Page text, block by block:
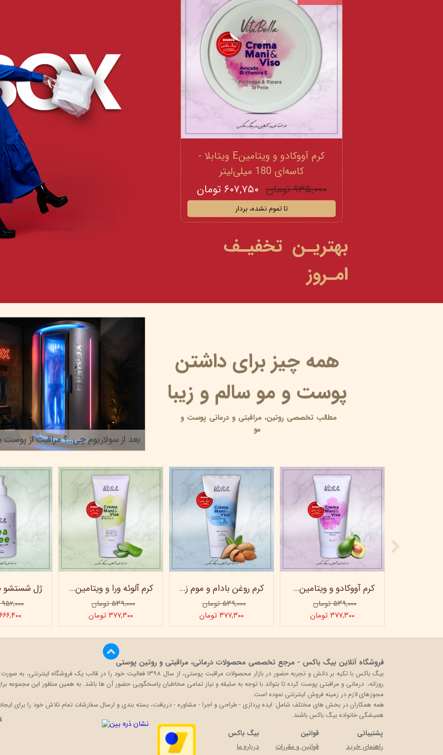
بهتریـن تخفیـف
امـروز
کرم آووکادو و ویتامینE ویتابلا -
کاسه‌ای 180 میلی‌لیتر
۹۳۵,۰۰۰ تومان ۶۰۷,۷۵۰ تومان
تا تموم نشده، بردار
بعد از سولاریوم چی..؟ مراقبت از پوست
همه چیز برای داشتن
پوست و مو سالم و زیبا
مطالب تخصصی روتین،مراقبتی و درمانی پوست و
مو
۹۵۲,۰۰۰ تومان
۶۶۶,۴۰۰
کرم آلوئه ورا و ویتامین e ویتابلا
۵۳۹,۰۰۰ تومان
۳۷۷,۳۰۰ تومان
کرم روغن بادام و موم زنبور عسل ویتابلا - 60 میلی لیتر
۵۳۹,۰۰۰ تومان
۳۷۷,۳۰۰ تومان
کرم آووکادو و ویتامینE ویتابلا - تیوپی 60 میلی‌لیتر
۵۳۹,۰۰۰ تومان
۳۷۷,۳۰۰ تومان
پشتیبانی
راهنمای خرید
قوانین
قوانین و مقررات
بیگ باکس
درباره ما
فروشگاه آنلاین بیگ باکس - مرجع تخصصی محصولات درمانی، مراقبتی و روتین پوستی
بیگ باکس با تکیه بر دانش و تجربه حضور در بازار محصولات مراقبت پوستی، از سال 1398
روزانه، درمانی و مراقبتی پوست کرده تا بتواند با توجه به سلیقه و نیاز تمامی مخاطبان پاسخگویی حضور آن ها باشد. به همین منظور این مجموعه
مجوزهای لازم در زمینه فروش اینترنتی نموده است.
همه همکاران در بخش های مختلف شامل: ایده پردازی - طراحی و اجرا - مشاوره - دریافت، بسته بندی و ارسال سفارشات تمام تلاش خود را برای
همیشگی خانواده بیگ باکس باشند.